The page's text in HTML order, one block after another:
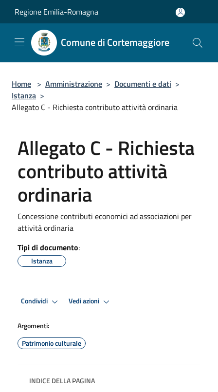
Regione Emilia-Romagna
Comune di Cortemaggiore
Home > Amministrazione > Documenti e dati >
Istanza >
Allegato C - Richiesta contributo attività ordinaria
Allegato C - Richiesta
contributo attività
ordinaria
Concessione contributi economici ad associazioni per
attività ordinaria
Tipi di documento:
Istanza
Condividi Vedi azioni
Argomenti:
Patrimonio culturale
INDICE DELLA PAGINA